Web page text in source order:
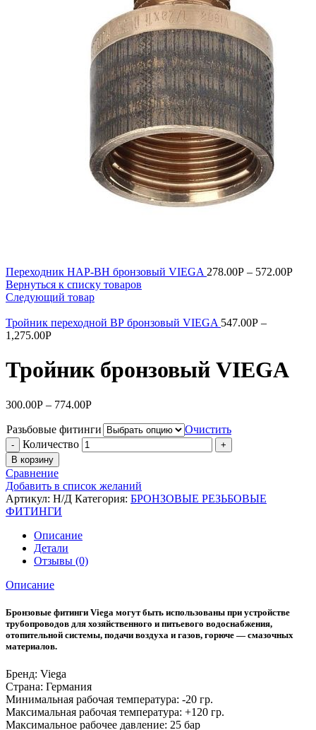
Переходник НАР-ВН бронзовый VIEGA 278.00Р – 572.00Р
Вернуться к списку товаров
Следующий товар
Тройник переходной ВР бронзовый VIEGA 547.00Р –
1,275.00Р
Тройник бронзовый VIEGA
300.00Р – 774.00Р
Разьбовые фитинги
Очистить
Количество
В корзину
Сравнение
Добавить в список желаний
Артикул: Н/Д Категория: БРОНЗОВЫЕ РЕЗЬБОВЫЕ
ФИТИНГИ
Описание
Детали
Отзывы (0)
Описание
Бронзовые фитинги Viega могут быть использованы при устройстве
трубопроводов для хозяйственного и питьевого водоснабжения,
отопительной системы, подачи воздуха и газов, горюче — смазочных
материалов.
Бренд: Viega
Страна: Германия
Минимальная рабочая температура: -20 гр.
Максимальная рабочая температура: +120 гр.
Максимальное рабочее давление: 25 бар